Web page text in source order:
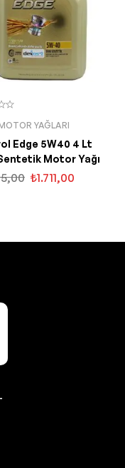
YAĞLARI
Edge 5W40 4 Lt
Motor Yağı
₺1.711,00